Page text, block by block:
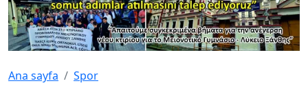
Ana sayfa Spor